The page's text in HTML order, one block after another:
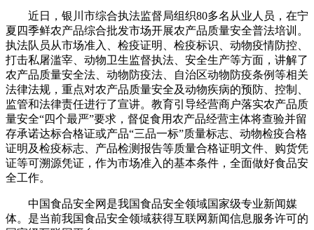
近日，银川市综合执法监督局组织80多名从业人员，在宁
夏四季鲜农产品综合批发市场开展农产品质量安全普法培训。
执法队员从市场准入、检疫证明、检疫标识、动物疫情防控、
打击私屠滥宰、动物卫生监督执法、安全生产等方面，讲解了
农产品质量安全法、动物防疫法、自治区动物防疫条例等相关
法律法规，重点对农产品质量安全及动物疾病的预防、控制、
监管和法律责任进行了宣讲。教育引导经营商户落实农产品质
量安全“四个最严”要求，督促食用农产品经营主体将查验并留
存承诺达标合格证或产品“三品一标”质量标志、动物检疫合格
证明及检疫标志、产品检测报告等质量合格证明文件、购货凭
证等可溯源凭证，作为市场准入的基本条件，全面做好食品安
全工作。
中国食品安全网是我国食品安全领域国家级专业新闻媒
体。是当前我国食品安全领域获得互联网新闻信息服务许可的